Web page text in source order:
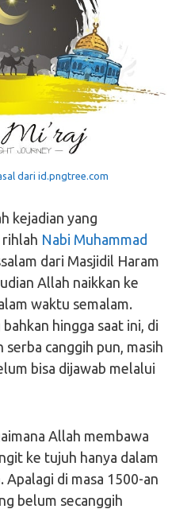
dari id.pngtree.com
kejadian yang
Nabi Muhammad
dari Masjidil Haram
Allah naikkan ke
waktu semalam.
hingga saat ini, di
canggih pun, masih
bisa dijawab melalui
Allah membawa
ke tujuh hanya dalam
Apalagi di masa 1500-an
belum secanggih